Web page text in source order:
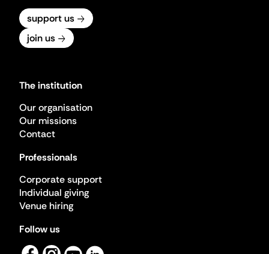
support us
join us
The institution
Our organisation
Our missions
Contact
Professionals
Corporate support
Individual giving
Venue hiring
Follow us